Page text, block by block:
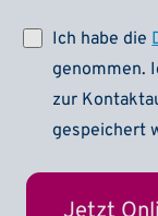
Ich habe die
genommen.
zur
gespeichert